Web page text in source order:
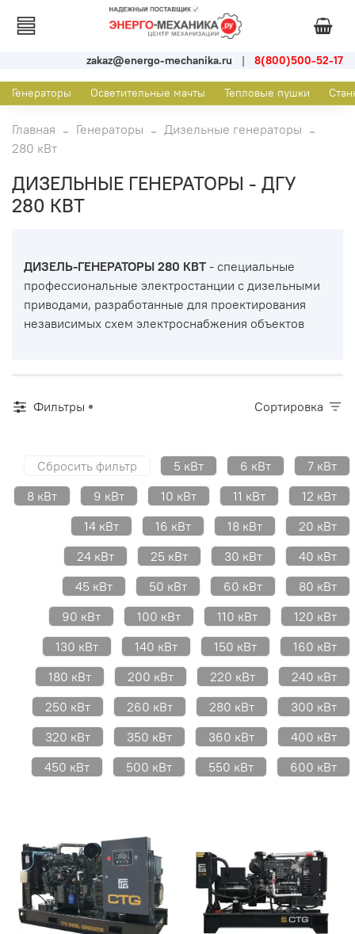
zakaz@energo-mechanika.ru | 8(800)500-52-17
Генераторы Осветительные мачты Тепловые пушки
Главная Генераторы
Дизельные генераторы
280 кВт
ДИЗЕЛЬНЫЕ ГЕНЕРАТОРЫ - ДГУ
280 КВТ
ДИЗЕЛЬ-ГЕНЕРАТОРЫ 280 КВТ - специальные
профессиональные электростанции с дизельными
приводами, разработанные для проектирования
независимых схем электроснабжения объектов
Фильтры Сортировка
Сбросить фильтр 5 кВт 6 кВт
7 кВт
8 кВт
9 кВт 10 кВт 11 кВт
12 кВт
14 кВт
16 кВт 18 кВт
20 кВт
24 кВт
25 кВт 30 кВт
40 кВт
45 кВт
50 кВт 60 кВт
80 кВт
90 кВт
100 кВт 110 кВт
120 кВт
130 кВт
140 кВт 150 кВт
160 кВт
180 кВт
200 кВт 220 кВт
240 кВт
250 кВт
260 кВт 280 кВт
300 кВт
320 кВт
350 кВт 360 кВт
400 кВт
450 кВт
500 кВт 550 кВт 600 кВт